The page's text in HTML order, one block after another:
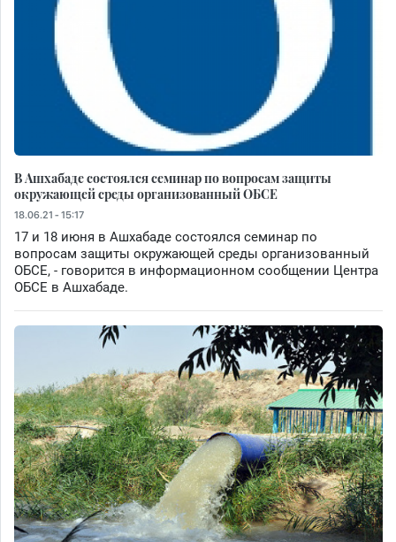
В Ашхабаде состоялся семинар по вопросам защиты
окружающей среды организованный ОБСЕ
18.06.21 - 15:17
17 и 18 июня в Ашхабаде состоялся семинар по
вопросам защиты окружающей среды организованный
ОБСЕ, - говорится в информационном сообщении Центра
ОБСЕ в Ашхабаде.